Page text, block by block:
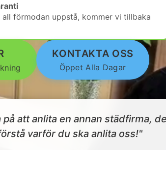
all förmodan uppstå, kommer vi tillbaka
KONTAKTA OSS
Öppet Alla Dagar
att anlita en annan städfirma,
varför du ska anlita oss!"